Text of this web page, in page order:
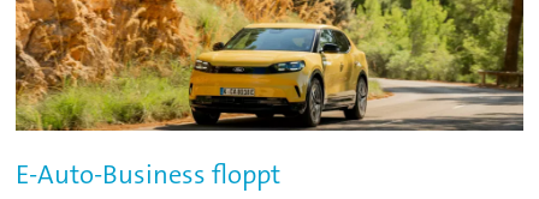
E-Auto-Business floppt